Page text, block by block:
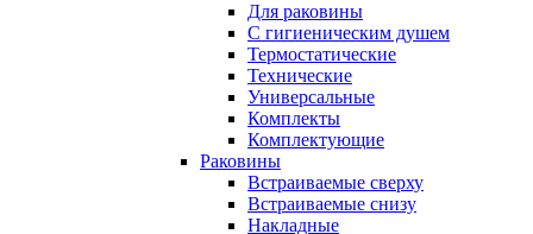
Для раковины
С гигиеническим душем
Термостатические
Технические
Универсальные
Комплекты
Комплектующие
Раковины
Встраиваемые сверху
Встраиваемые снизу
Накладные